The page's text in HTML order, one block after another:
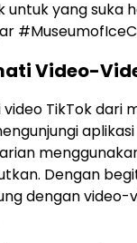
untuk yang suka
Video-
TikTok dari
Dengan
dengan video-